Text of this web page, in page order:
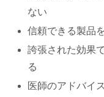
ない
信頼できる製品
誇張された効果
る
医師のアドバイ